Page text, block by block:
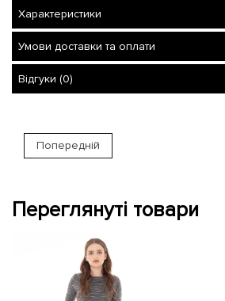
Характеристики
Умови доставки та оплати
Відгуки (0)
Попередній
Переглянуті товари